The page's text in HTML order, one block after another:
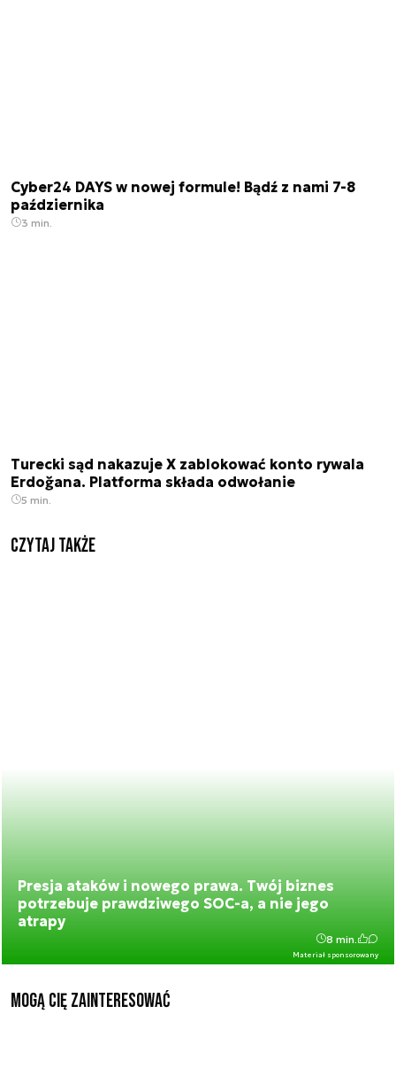
Cyber24 DAYS w nowej formule! Bądź z nami 7-8
października
3 min.
Turecki sąd nakazuje X zablokować konto rywala
Erdoğana. Platforma składa odwołanie
5 min.
Czytaj także
Presja ataków i nowego prawa. Twój biznes
potrzebuje prawdziwego SOC-a, a nie jego
atrapy
Materiał sponsorowany
8 min.
Mogą Cię zainteresować